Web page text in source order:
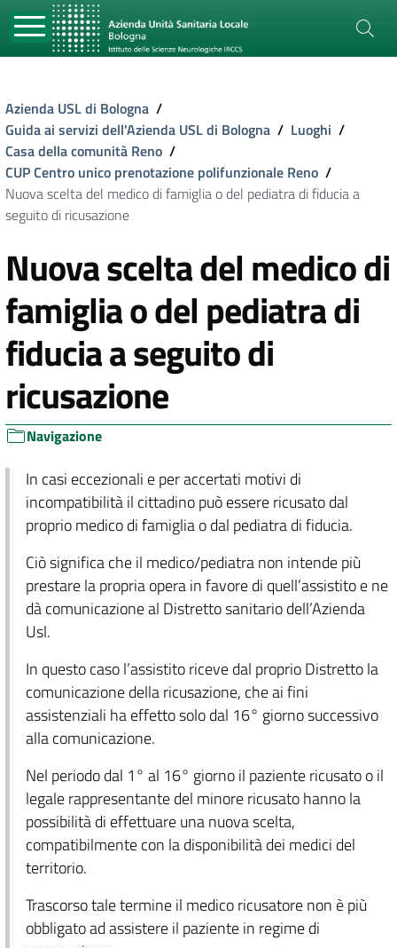
Azienda USL di Bologna /
Guida ai servizi dell'Azienda USL di Bologna / Luoghi /
Casa della comunità Reno /
CUP Centro unico prenotazione polifunzionale Reno /
Nuova scelta del medico di famiglia o del pediatra di fiducia a
seguito di ricusazione
Nuova scelta del medico di
famiglia o del pediatra di
fiducia a seguito di
ricusazione
Navigazione
In casi eccezionali e per accertati motivi di
incompatibilità il cittadino può essere ricusato dal
proprio medico di famiglia o dal pediatra di fiducia.
Ciò significa che il medico/pediatra non intende più
prestare la propria opera in favore di quell’assistito e ne
dà comunicazione al Distretto sanitario dell’Azienda
Usl.
In questo caso l’assistito riceve dal proprio Distretto la
comunicazione della ricusazione, che ai fini
assistenziali ha effetto solo dal 16° giorno successivo
alla comunicazione.
Nel periodo dal 1° al 16° giorno il paziente ricusato o il
legale rappresentante del minore ricusato hanno la
possibilità di effettuare una nuova scelta,
compatibilmente con la disponibilità dei medici del
territorio.
Trascorso tale termine il medico ricusatore non è più
obbligato ad assistere il paziente in regime di